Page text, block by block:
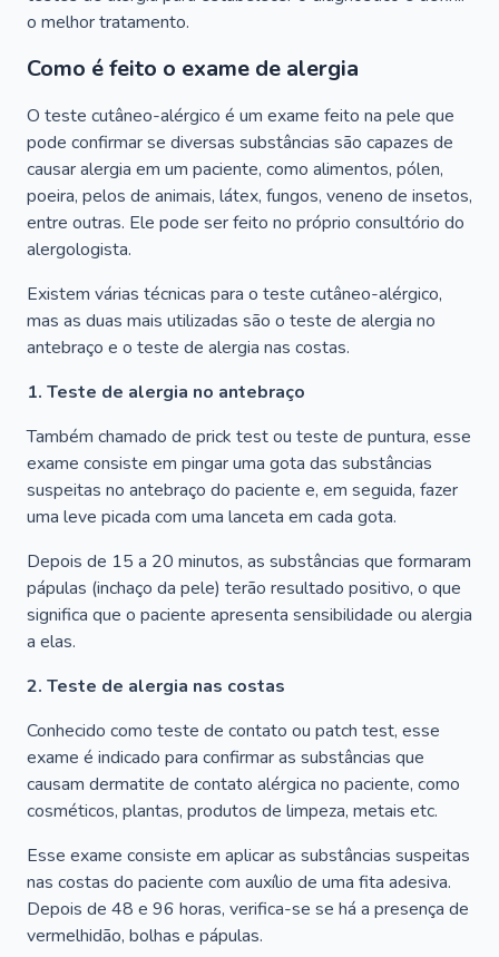
o melhor tratamento.
Como é feito o exame de alergia
O teste cutâneo-alérgico é um exame feito na pele que
pode confirmar se diversas substâncias são capazes de
causar alergia em um paciente, como alimentos, pólen,
poeira, pelos de animais, látex, fungos, veneno de insetos,
entre outras. Ele pode ser feito no próprio consultório do
alergologista.
Existem várias técnicas para o teste cutâneo-alérgico,
mas as duas mais utilizadas são o teste de alergia no
antebraço e o teste de alergia nas costas.
1. Teste de alergia no antebraço
Também chamado de prick test ou teste de puntura, esse
exame consiste em pingar uma gota das substâncias
suspeitas no antebraço do paciente e, em seguida, fazer
uma leve picada com uma lanceta em cada gota.
Depois de 15 a 20 minutos, as substâncias que formaram
pápulas (inchaço da pele) terão resultado positivo, o que
significa que o paciente apresenta sensibilidade ou alergia
a elas.
2. Teste de alergia nas costas
Conhecido como teste de contato ou patch test, esse
exame é indicado para confirmar as substâncias que
causam dermatite de contato alérgica no paciente, como
cosméticos, plantas, produtos de limpeza, metais etc.
Esse exame consiste em aplicar as substâncias suspeitas
nas costas do paciente com auxílio de uma fita adesiva.
Depois de 48 e 96 horas, verifica-se se há a presença de
vermelhidão, bolhas e pápulas.